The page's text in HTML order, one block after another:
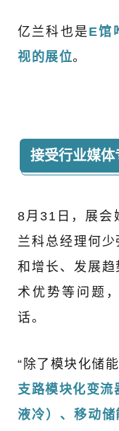
亿兰科也是 E馆
视的展位。
接受行业媒体
8月31日，展会
兰科总经理何
和增长、发展
术优势等问题
话。
“除了模块化储能
支路模块化变流
液冷）、移动